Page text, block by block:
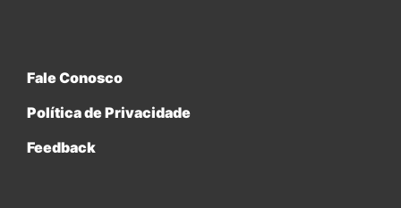
Fale Conosco
Política de Privacidade
Feedback